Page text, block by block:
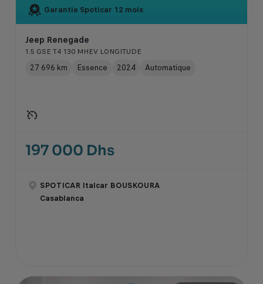
Garantie Spoticar 12 mois
Jeep Renegade
1.5 GSE T4 130 MHEV LONGITUDE
27 696 km Essence 2024 Automatique
197 000 Dhs
SPOTICAR Italcar BOUSKOURA
Casablanca